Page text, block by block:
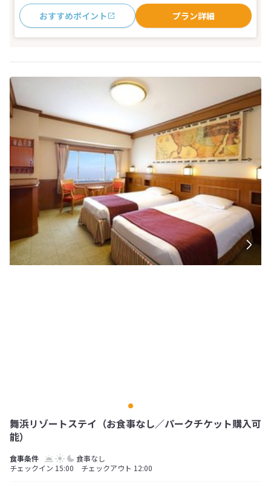
おすすめポイント プラン詳細
舞浜リゾートステイ（お食事なし／パークチケット購入可
能）
食事なし
チェックイン 15:00 チェックアウト 12:00